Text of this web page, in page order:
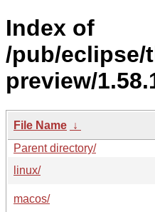
Index of
/pub/eclipse/
preview/
File Name ↓
Parent directory/
linux/
macos/